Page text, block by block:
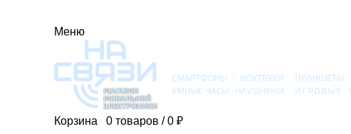
Меню
Корзина 0 товаров / 0 ₽